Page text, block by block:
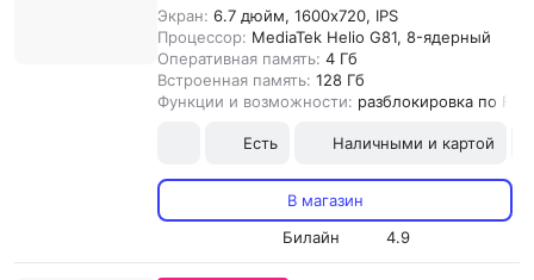
Экран: 6.7 дюйм, 1600x720, IPS
Процессор: MediaTek Helio G81, 8-ядерный
Оперативная память: 4 Гб
Встроенная память: 128 Гб
Функции и возможности: разблокировка по
Есть Наличными и картой
В магазин
Билайн
4.9